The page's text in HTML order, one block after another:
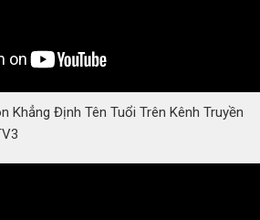
Khẳng Định Tên Tuổi Trên Kênh Truyền